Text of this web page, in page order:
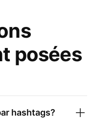
posées
hashtags?